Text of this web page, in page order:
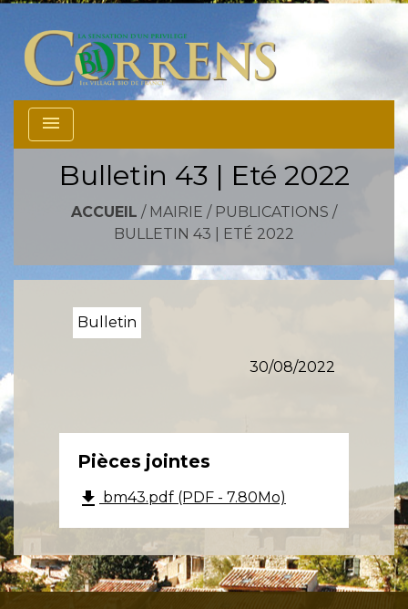
menu
Bulletin 43 | Eté 2022
ACCUEIL / MAIRIE / PUBLICATIONS /
BULLETIN 43 | ETÉ 2022
Bulletin
30/08/2022
Pièces jointes
file_download bm43.pdf (PDF - 7.80Mo)